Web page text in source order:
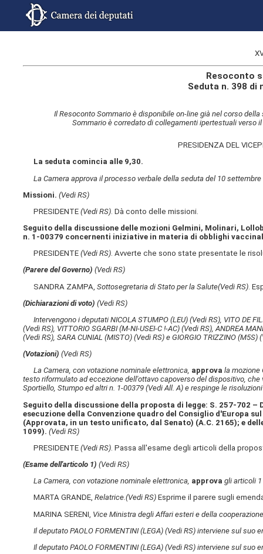
Resoconto
Seduta n. 398 di
Il Resoconto Sommario è disponibile on-line già nel corso
Sommario è corredato di collegamenti ipertestuali verso
PRESIDENZA DEL
La seduta comincia alle 9,30.
La Camera approva il processo verbale della seduta del 10 settembre
Missioni. (Vedi RS)
PRESIDENTE(Vedi RS) . Dà conto delle missioni.
Seguito della discussione delle mozioni Gelmini, Molinari,
n. 1-00379 concernenti iniziative in materia di obblighi
PRESIDENTE(Vedi RS). Avverte che sono state presentate le
(Parere del Governo) (Vedi RS)
SANDRA ZAMPA,Sottosegretaria di Stato per la Salute(Vedi RS) .
(Dichiarazioni di voto) (Vedi RS)
Intervengono i deputati NICOLA STUMPO (LEU)(Vedi RS), VITO DE
(Vedi RS), VITTORIO SGARBI (M-NI-USEI-C !-AC)(Vedi RS), ANDREA
(Vedi RS), SARA CUNIAL (MISTO)(Vedi RS) e GIORGIO TRIZZINO (M5S)
(Votazioni)(Vedi RS)
La Camera, con votazione nominale elettronica, approva la mozione
testo riformulato ad eccezione dell'ottavo capoverso del dispositivo,
Sportiello, Stumpo ed altri n. 1-00379(Vedi All. A) e respinge le
Seguito della discussione della proposta di legge: S. 257-702
esecuzione della Convenzione quadro del Consiglio d'Europa
(Approvata, in un testo unificato, dal Senato) (A.C. 2165); e
1099). (Vedi RS)
PRESIDENTE(Vedi RS) . Passa all'esame degli articoli della
(Esame dell'articolo 1) (Vedi RS)
La Camera, con votazione nominale elettronica, approva gli articoli
MARTA GRANDE,Relatrice.(Vedi RS) Esprime il parere sugli
MARINA SERENI, Vice Ministra degli Affari esteri e della
Il deputato PAOLO FORMENTINI (LEGA)(Vedi RS) interviene sul suo
Il deputato PAOLO FORMENTINI (LEGA)(Vedi RS) interviene sul suo